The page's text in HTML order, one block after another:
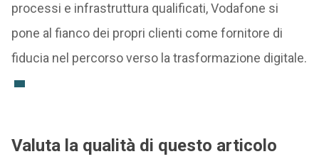
processi e infrastruttura qualificati, Vodafone si
pone al fianco dei propri clienti come fornitore di
fiducia nel percorso verso la trasformazione digitale.
Valuta la qualità di questo articolo